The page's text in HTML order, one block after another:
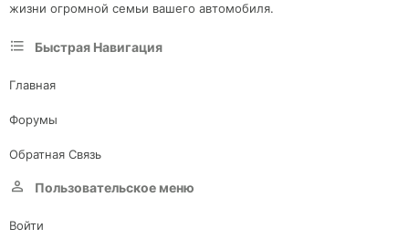
жизни огромной семьи вашего автомобиля.
Быстрая Навигация
Главная
Форумы
Обратная Связь
Пользовательское меню
Войти